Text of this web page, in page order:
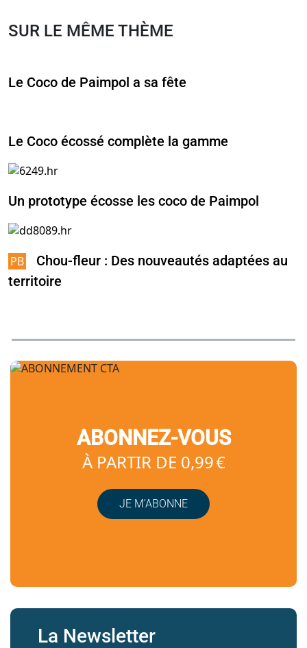
SUR LE MÊME THÈME
Le Coco de Paimpol a sa fête
Le Coco écossé complète la gamme
Un prototype écosse les coco de Paimpol
Chou-fleur : Des nouveautés adaptées au
territoire
ABONNEZ-VOUS
À PARTIR DE 0,99 €
JE M’ABONNE
La Newsletter